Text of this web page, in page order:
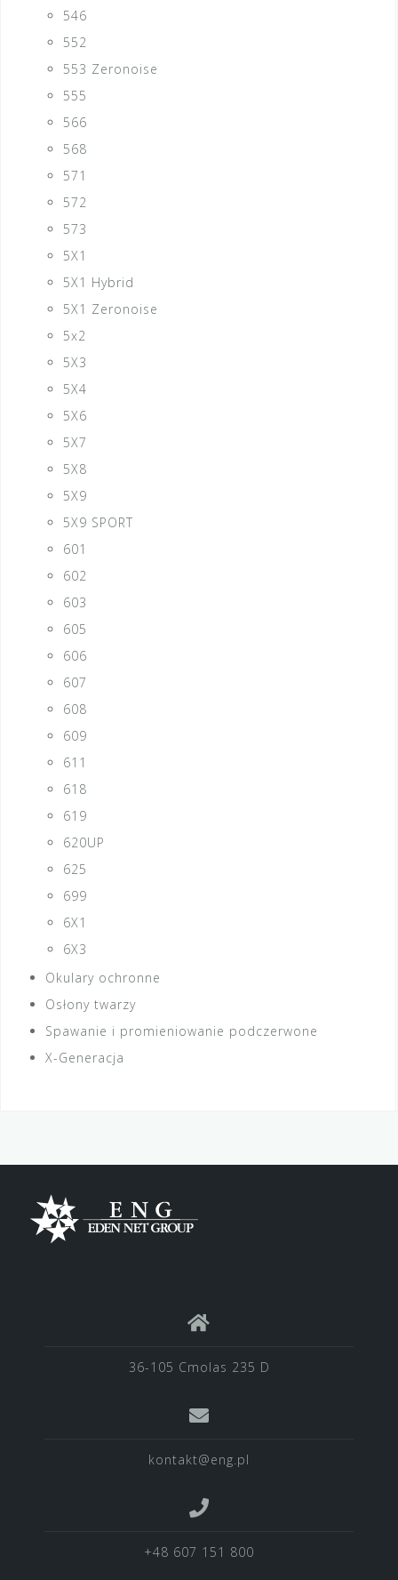
546
552
553 Zeronoise
555
566
568
571
572
573
5X1
5X1 Hybrid
5X1 Zeronoise
5x2
5X3
5X4
5X6
5X7
5X8
5X9
5X9 SPORT
601
602
603
605
606
607
608
609
611
618
619
620UP
625
699
6X1
6X3
Okulary ochronne
Osłony twarzy
Spawanie i promieniowanie podczerwone
X-Generacja
36-105 Cmolas 235 D
kontakt@eng.pl
+48 607 151 800